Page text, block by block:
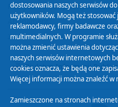
Polityka ochrony danych
Abonament
Zamówienia publiczne
Biuletyn Informacji
dostosowania naszych serwisów
użytkowników. Mogą też stosować
reklamodawcy, firmy badawcze
multimedialnych. W programie
można zmienić ustawienia
naszych serwisów internetowych
cookies oznacza, że będą one
Więcej informacji można znaleźć w
Zamieszczone na stronach